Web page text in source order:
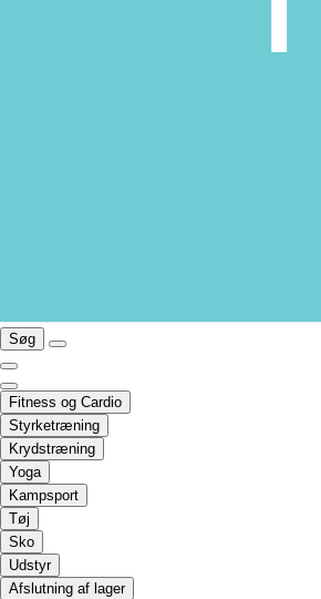
Søg
Fitness og Cardio
Styrketræning
Krydstræning
Yoga
Kampsport
Tøj
Sko
Udstyr
Afslutning af lager